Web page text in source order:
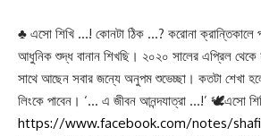
♣ এসো শিখি …! কোনটা ঠিক …? করোনা ক্রান্তিকালে
আধুনিক শুদ্ধ বানান শিখছি। ২০২০ সালের এপ্রিল থেকে
সাথে আছেন সবার জন্যে অনুপম শুভেচ্ছা। কতটা শেখা
লিংকে পাবেন। ‘… এ জীবন আনন্দযাত্রা …!’ 🕊এসো
https://www.facebook.com/notes/